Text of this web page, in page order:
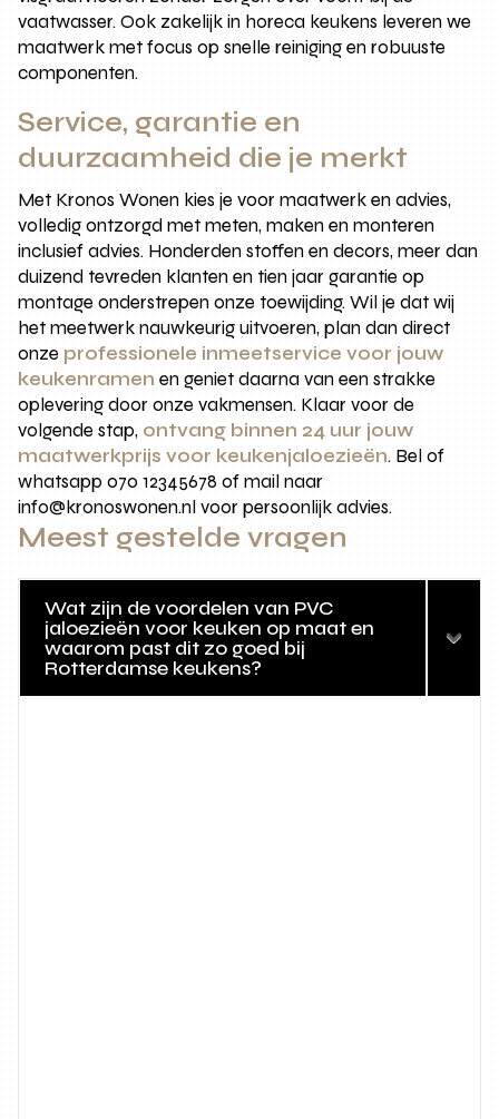
vaatwasser. Ook zakelijk in horeca keukens leveren we
maatwerk met focus op snelle reiniging en robuuste
componenten.
Service, garantie en
duurzaamheid die je merkt
Met Kronos Wonen kies je voor maatwerk en advies,
volledig ontzorgd met meten, maken en monteren
inclusief advies. Honderden stoffen en decors, meer dan
duizend tevreden klanten en tien jaar garantie op
montage onderstrepen onze toewijding. Wil je dat wij
het meetwerk nauwkeurig uitvoeren, plan dan direct
onze professionele inmeetservice voor jouw
keukenramen en geniet daarna van een strakke
oplevering door onze vakmensen. Klaar voor de
volgende stap, ontvang binnen 24 uur jouw
maatwerkprijs voor keukenjaloezieën. Bel of
whatsapp 070 12345678 of mail naar
info@kronoswonen.nl voor persoonlijk advies.
Meest gestelde vragen
Wat zijn de voordelen van PVC
jaloezieën voor keuken op maat en
waarom past dit zo goed bij
Rotterdamse keukens?